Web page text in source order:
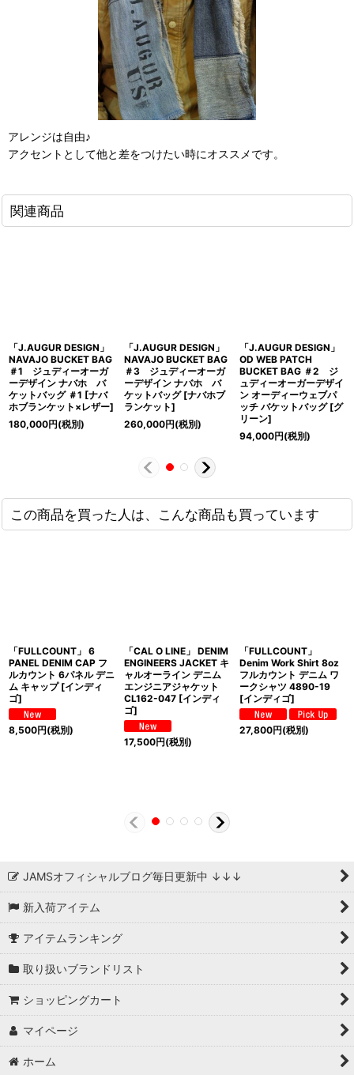
アレンジは自由♪
アクセントとして他と差をつけたい時にオススメです。
関連商品
「J.AUGUR DESIGN」
NAVAJO BUCKET BAG
＃1 ジュディーオーガ
ーデザイン ナバホ バ
ケットバッグ ＃1 [ナバ
ホブランケット×レザー]
180,000円(税別)
「J.AUGUR DESIGN」
NAVAJO BUCKET BAG
＃3 ジュディーオーガ
ーデザイン ナバホ バ
ケットバッグ [ナバホブ
ランケット]
260,000円(税別)
「J.AUGUR DESIGN」
OD WEB PATCH
BUCKET BAG ＃2 ジ
ュディーオーガーデザイ
ン オーディーウェブパ
ッチ バケットバッグ [グ
リーン]
94,000円(税別)
この商品を買った人は、こんな商品も買っています
「FULLCOUNT」 6
PANEL DENIM CAP フ
ルカウント 6パネル デニ
ム キャップ [インディ
ゴ]
8,500円(税別)
「CAL O LINE」 DENIM
ENGINEERS JACKET キ
ャルオーライン デニム
エンジニアジャケット
CL162-047 [インディ
ゴ]
17,500円(税別)
「FULLCOUNT」
Denim Work Shirt 8oz
フルカウント デニム ワ
ークシャツ 4890-19
[インディゴ]
27,800円(税別)
JAMSオフィシャルブログ毎日更新中 ↓↓↓
新入荷アイテム
アイテムランキング
取り扱いブランドリスト
ショッピングカート
マイページ
ホーム